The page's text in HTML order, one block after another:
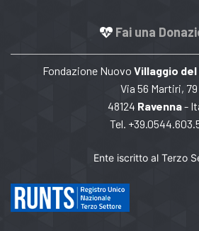
Fai una
Fondazione Nuovo Villaggio
Via 56 Martiri, 79
48124 Ravenna-
Tel.
Ente iscritto al Terzo